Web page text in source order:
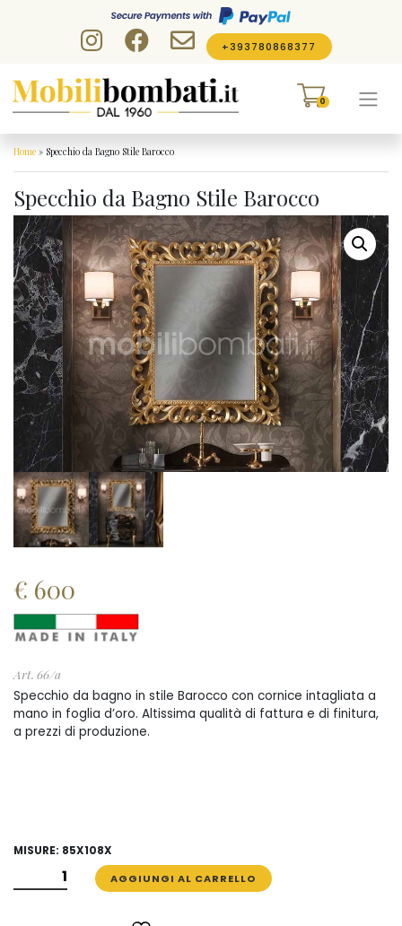
+393780868377
0
Home » Specchio da Bagno Stile Barocco
Specchio da Bagno Stile Barocco
€ 600
Art. 66/a
Specchio da bagno in stile Barocco con cornice intagliata a
mano in foglia d’oro. Altissima qualità di fattura e di finitura,
a prezzi di produzione.
MISURE: 85X108X
SPECCHIO
DA
AGGIUNGI AL CARRELLO